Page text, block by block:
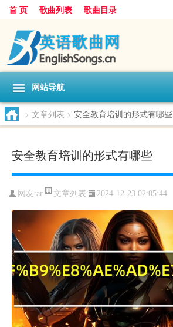
首 页 歌曲列表 歌曲目录
网站导航
> 文章列表 > 安全教育培训的形式有哪些
安全教育培训的形式有哪些
网友:ar 文章列表 2024-12-23 02:05:44